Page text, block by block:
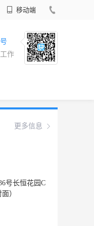
移动端
作
更多信息
号长恒花园C
）